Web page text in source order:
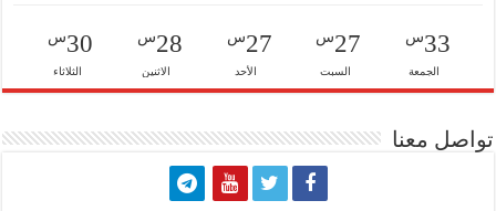
33س
الجمعة
27س
السبت
27س
الأحد
28س
الاثنين
30س
الثلاثاء
تواصل معنا